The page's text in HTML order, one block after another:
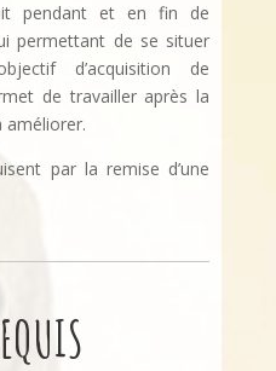
pendant et en fin de
permettant de se situer
d’acquisition de
de travailler après la
par la remise d’une